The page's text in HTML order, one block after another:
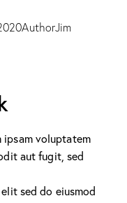
AuthorJim
ipsam voluptatem
aut fugit, sed
sed do eiusmod